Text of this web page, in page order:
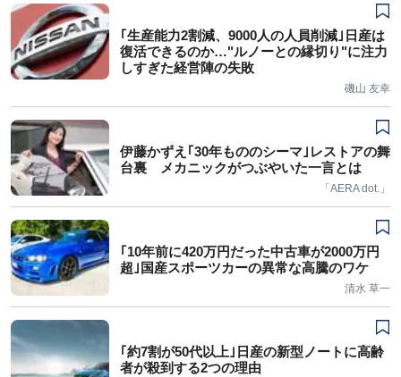
｢生産能力2割減、9000人の人員削減｣日産は
復活できるのか…"ルノーとの縁切り"に注力
しすぎた経営陣の失敗
磯山 友幸
伊藤かずえ｢30年もののシーマ｣レストアの舞
台裏 メカニックがつぶやいた一言とは
「AERA dot.」
｢10年前に420万円だった中古車が2000万円
超｣国産スポーツカーの異常な高騰のワケ
清水 草一
｢約7割が50代以上｣日産の新型ノートに高齢
者が殺到する2つの理由